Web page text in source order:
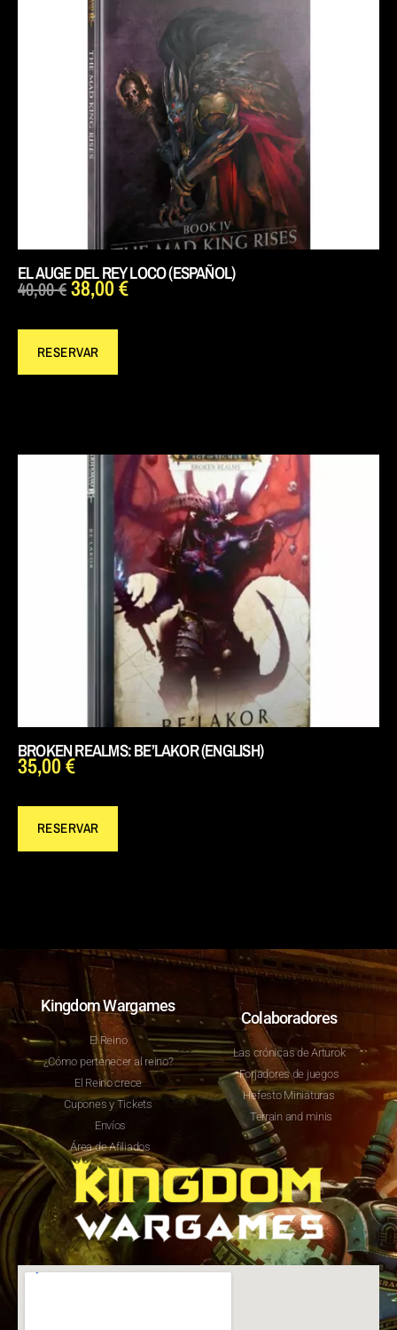
EL AUGE DEL REY LOCO (ESPAÑOL)
40,00€38,00€
RESERVAR
BROKEN REALMS: BE’LAKOR (ENGLISH)
35,00€
RESERVAR
Kingdom Wargames
El Reino
¿Cómo pertenecer al reino?
El Reino crece
Cupones y Tickets
Envíos
Área de Afiliados
Colaboradores
Las crónicas de Arturok
Forjadores de juegos
Hefesto Miniaturas
Terrain and minis